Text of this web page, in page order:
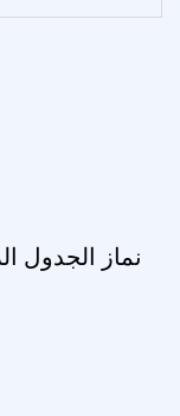
نماز الجدول